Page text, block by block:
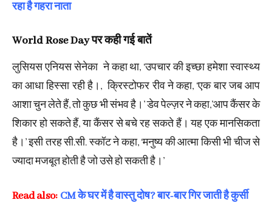
रहा है गहरा नाता
World Rose Day पर कही गई बातें
लुसियस एनियस सेनेका ने कहा था, ‘उपचार की इच्छा हमेशा स्वास्थ्य
का आधा हिस्सा रही है।, क्रिस्टोफर रीव ने कहा, ‘एक बार जब आप
आशा चुन लेते हैं, तो कुछ भी संभव है।’ डेव पेल्ज़र ने कहा,’आप कैंसर के
शिकार हो सकते हैं, या कैंसर से बचे रह सकते हैं। यह एक मानसिकता
है।’ इसी तरह सी.सी. स्कॉट ने कहा, ‘मनुष्य की आत्मा किसी भी चीज से
ज्यादा मजबूत होती है जो उसे हो सकती है।’
Read also: CM के घर में है वास्तु दोष? बार-बार गिर जाती है कुर्सी